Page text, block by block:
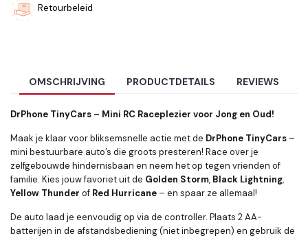
Retourbeleid
OMSCHRIJVING PRODUCTDETAILS REVIEWS
DrPhone TinyCars – Mini RC Raceplezier voor Jong en Oud!
Maak je klaar voor bliksemsnelle actie met de DrPhone TinyCars –
mini bestuurbare auto’s die groots presteren! Race over je
zelfgebouwde hindernisbaan en neem het op tegen vrienden of
familie. Kies jouw favoriet uit de Golden Storm, Black Lightning,
Yellow Thunder of Red Hurricane – en spaar ze allemaal!
De auto laad je eenvoudig op via de controller. Plaats 2 AA-
batterijen in de afstandsbediening (niet inbegrepen) en gebruik de